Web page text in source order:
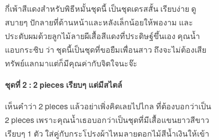
กี่เพ้าสีแดงสำหรับพิธีหมั้นชุดนี้ เป็นชุดเดรสสั้น เรียบง่าย ดู
สบายๆ ปักลายที่ด้านหน้าและหลังเล็กน้อยให้พองาม และ
ประดับผมด้วยลูกไม้ลายผีเสื้อสีแดงที่ประดิษฐ์ขึ้นเอง คุณน้ำ
แอบกระซิบ ว่า ชุดนี้เป็นชุดที่ขอยืมเพื่อนสาว ถึงจะไม่ต้องเสีย
ทรัพย์แลกมาแต่ก็มีคุณค่ากับจิตใจนะจ๊ะ
ชุดที่ 2 : 2 pieces เรียบๆ แต่มีสไตล์
เห็นคำว่า 2 pieces แล้วอย่าเพิ่งคิดเลยไปไกล ที่ต้องบอกว่าเป็น
2 pieces เพราะคุณน้ำเธอบอกว่าเป็นชุดที่มีเสื้อแขนยาวสีขาว
เรียบๆ 1 ตัว ใส่คู่กับกระโปรงผ้าไหมลายดอกไม้สีน้ำเงินให้เข้า